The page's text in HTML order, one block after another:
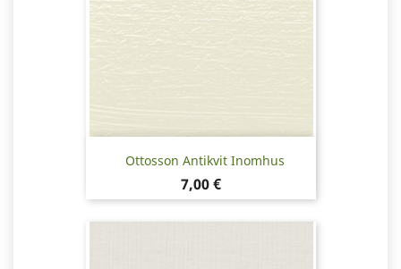
Ottosson Antikvit Inomhus
Pris
7,00 €